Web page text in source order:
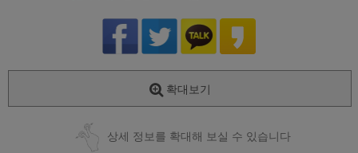
확대보기
상세 정보를 확대해 보실 수 있습니다